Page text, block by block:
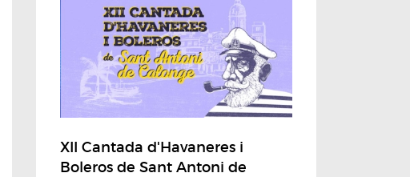
XII Cantada d'Havaneres i
Boleros de Sant Antoni de